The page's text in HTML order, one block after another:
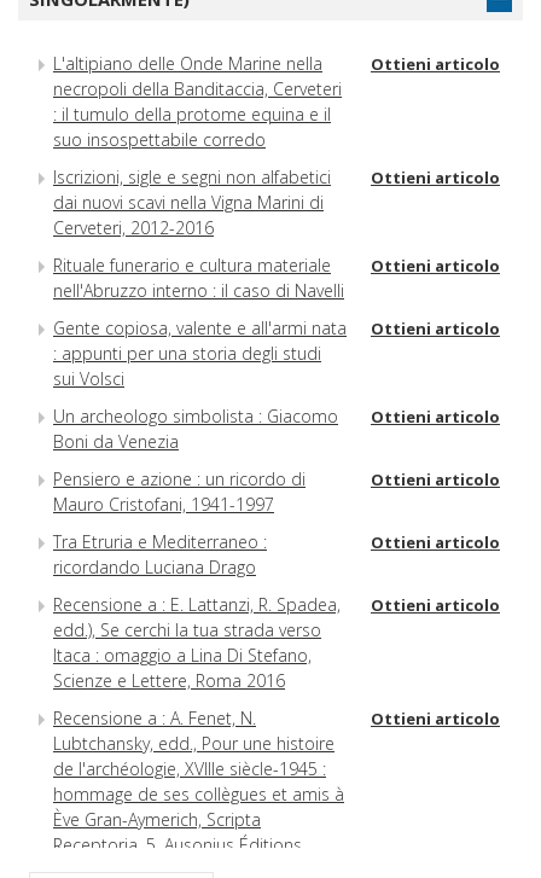
L'altipiano delle Onde Marine nella
necropoli della Banditaccia, Cerveteri
: il tumulo della protome equina e il
suo insospettabile corredo
Ottieni articolo
Iscrizioni, sigle e segni non alfabetici
dai nuovi scavi nella Vigna Marini di
Cerveteri, 2012-2016
Ottieni articolo
Rituale funerario e cultura materiale
nell'Abruzzo interno : il caso di Navelli
Ottieni articolo
Gente copiosa, valente e all'armi nata
: appunti per una storia degli studi
sui Volsci
Ottieni articolo
Un archeologo simbolista : Giacomo
Boni da Venezia
Ottieni articolo
Pensiero e azione : un ricordo di
Mauro Cristofani, 1941-1997
Ottieni articolo
Tra Etruria e Mediterraneo :
ricordando Luciana Drago
Ottieni articolo
Recensione a : E. Lattanzi, R. Spadea,
edd.), Se cerchi la tua strada verso
Itaca : omaggio a Lina Di Stefano,
Scienze e Lettere, Roma 2016
Ottieni articolo
Recensione a : A. Fenet, N.
Lubtchansky, edd., Pour une histoire
de l'archéologie, XVIIIe siècle-1945 :
hommage de ses collègues et amis à
Ève Gran-Aymerich, Scripta
Receptoria, 5, Ausonius Éditions,
Bordeaux 2015
Ottieni articolo